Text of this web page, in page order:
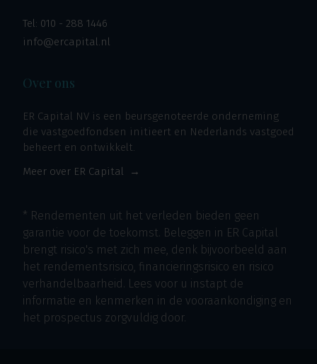
Tel: 010 - 288 1446
info@ercapital.nl
Over ons
ER Capital NV is een beursgenoteerde onderneming
die vastgoedfondsen initieert en Nederlands vastgoed
beheert en ontwikkelt.
Meer over ER Capital
* Rendementen uit het verleden bieden geen
garantie voor de toekomst. Beleggen in ER Capital
brengt risico's met zich mee, denk bijvoorbeeld aan
het rendementsrisico, financieringsrisico en risico
verhandelbaarheid. Lees voor u instapt de
informatie en kenmerken in de vooraankondiging en
het prospectus zorgvuldig door.